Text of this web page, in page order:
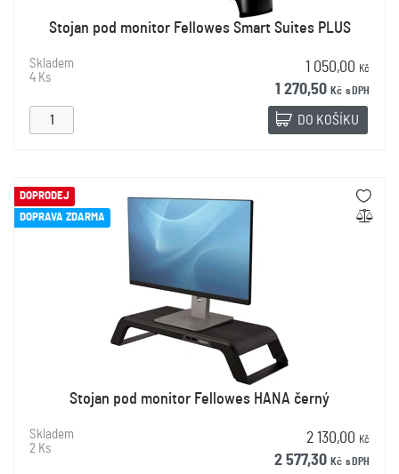
Stojan pod monitor Fellowes Smart Suites PLUS
Skladem
4 Ks
1 050,00 Kč
1 270,50 Kč s DPH
DO KOŠÍKU
DOPRODEJ
DOPRAVA ZDARMA
Stojan pod monitor Fellowes HANA černý
Skladem
2 Ks
2 130,00 Kč
2 577,30 Kč s DPH